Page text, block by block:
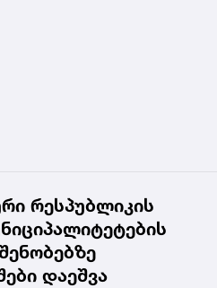
რესპუბლიკის
დაეშვა